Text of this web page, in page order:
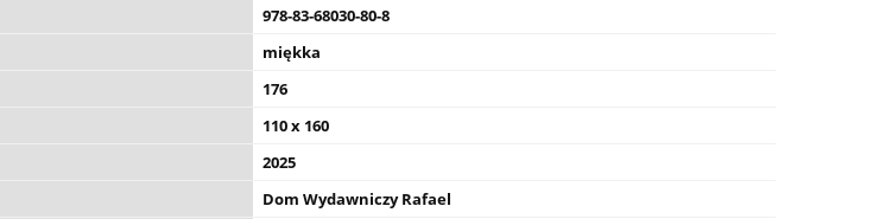
978-83-68030-80-8
miękka
176
110 x 160
2025
Dom Wydawniczy Rafael